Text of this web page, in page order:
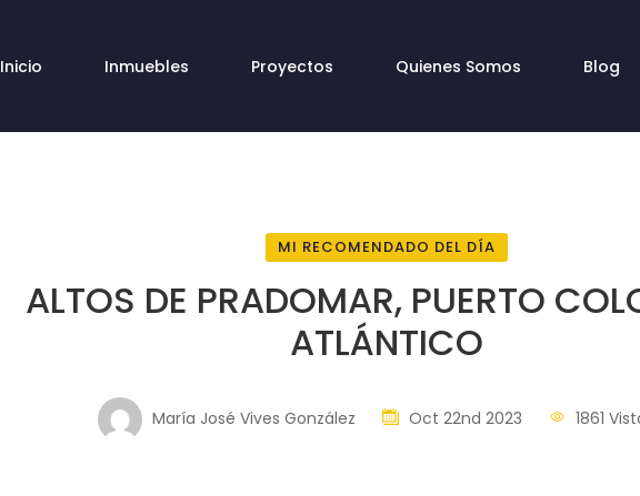
Inicio Inmuebles Proyectos Quienes Somos Blog
MI RECOMENDADO DEL DÍA
ALTOS DE PRADOMAR, PUERTO
ATLÁNTICO
María José Vives González Oct 22nd 2023 1861